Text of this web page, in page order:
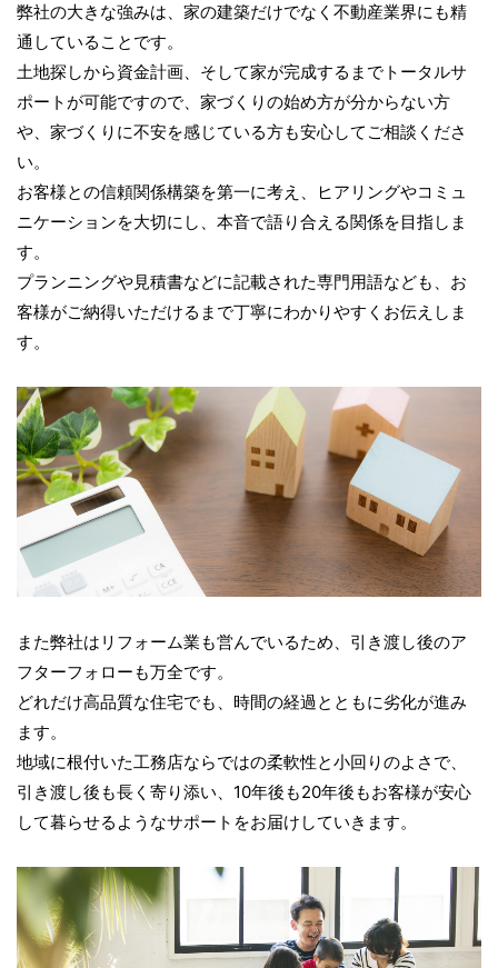
弊社の大きな強みは、家の建築だけでなく不動産業界にも精
通していることです。
土地探しから資金計画、そして家が完成するまでトータルサ
ポートが可能ですので、家づくりの始め方が分からない方
や、家づくりに不安を感じている方も安心してご相談くださ
い。
お客様との信頼関係構築を第一に考え、ヒアリングやコミュ
ニケーションを大切にし、本音で語り合える関係を目指しま
す。
プランニングや見積書などに記載された専門用語なども、お
客様がご納得いただけるまで丁寧にわかりやすくお伝えしま
す。
また弊社はリフォーム業も営んでいるため、引き渡し後のア
フターフォローも万全です。
どれだけ高品質な住宅でも、時間の経過とともに劣化が進み
ます。
地域に根付いた工務店ならではの柔軟性と小回りのよさで、
引き渡し後も長く寄り添い、10年後も20年後もお客様が安心
して暮らせるようなサポートをお届けしていきます。